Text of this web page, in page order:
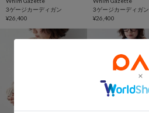
3ゲージカーディガン
¥26,400
3ゲージカーディガン
¥26,400